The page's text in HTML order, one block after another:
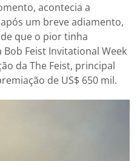
acontecia a
um breve adiamento,
que o pior tinha
Feist Invitational Week
da The Feist, principal
de US$ 650 mil.